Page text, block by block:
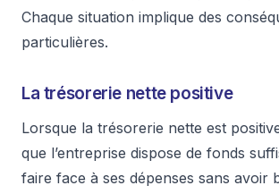
Chaque situation implique des
particulières.
La trésorerie nette positive
Lorsque la trésorerie nette est
que l’entreprise dispose de fonds
faire face à ses dépenses sans avoir